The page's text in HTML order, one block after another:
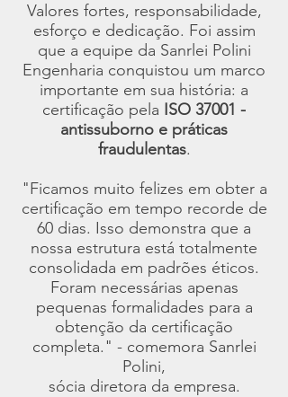
Valores fortes, responsabilidade,
esforço e dedicação. Foi assim
que a equipe da Sanrlei Polini
Engenharia conquistou um marco
importante em sua história: a
certificação pela ISO 37001 -
antissuborno e práticas
fraudulentas.
"Ficamos muito felizes em obter a
certificação em tempo recorde de
60 dias. Isso demonstra que a
nossa estrutura está totalmente
consolidada em padrões éticos.
Foram necessárias apenas
pequenas formalidades para a
obtenção da certificação
completa." - comemora Sanrlei
Polini,
sócia diretora da empresa.